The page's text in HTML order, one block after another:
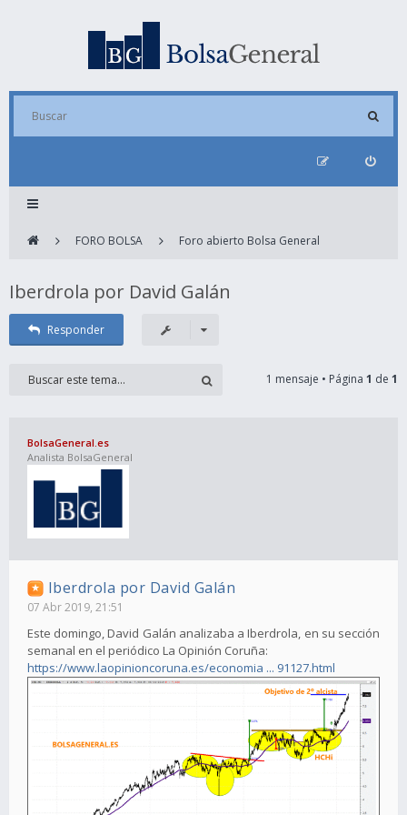
FORO BOLSA Foro abierto Bolsa General
Iberdrola por David Galán
Responder
1 mensaje • Página 1 de 1
BolsaGeneral.es
Analista BolsaGeneral
Iberdrola por David Galán
07 Abr 2019, 21:51
Este domingo, David Galán analizaba a Iberdrola, en su sección
semanal en el periódico La Opinión Coruña:
https://www.laopinioncoruna.es/economia ... 91127.html